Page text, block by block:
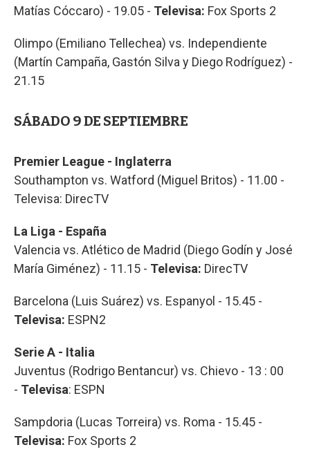
Matías Cóccaro) - 19.05 - Televisa: Fox Sports 2
Olimpo (Emiliano Tellechea) vs. Independiente
(Martín Campaña, Gastón Silva y Diego Rodríguez) -
21.15
SÁBADO 9 DE SEPTIEMBRE
Premier League - Inglaterra
Southampton vs. Watford (Miguel Britos) - 11.00 -
Televisa: DirecTV
La Liga - España
Valencia vs. Atlético de Madrid (Diego Godín y José
María Giménez) - 11.15 - Televisa: DirecTV
Barcelona (Luis Suárez) vs. Espanyol - 15.45 -
Televisa: ESPN2
Serie A - Italia
Juventus (Rodrigo Bentancur) vs. Chievo - 13 : 00
- Televisa: ESPN
Sampdoria (Lucas Torreira) vs. Roma - 15.45 -
Televisa: Fox Sports 2